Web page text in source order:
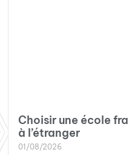
Choisir une école
à l’étranger
01/08/2026